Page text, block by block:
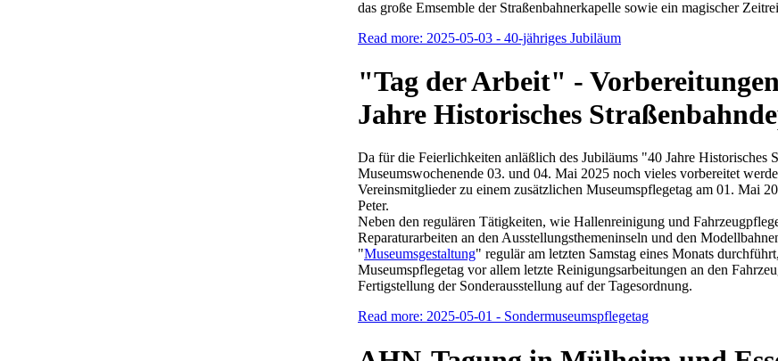
das große Emsemble der Straßenbahnerkapelle sowie ein magischer
Read more: 2025-05-03 - 40-jähriges Jubiläum
"Tag der Arbeit" -
Jahre Historisches
Da für die Feierlichkeiten anläßlich des Jubiläums "40 Jahre Historisches
Museumswochenende 03. und 04. Mai 2025 noch vieles vorbereitet
Vereinsmitglieder zu einem zusätzlichen Museumspflegetag am 01. Mai
Peter.
Neben den regulären Tätigkeiten, wie Hallenreinigung und
Reparaturarbeiten an den Ausstellungsthemeninseln und den
"Museumsgestaltung" regulär am letzten Samstag eines Monats
Museumspflegetag vor allem letzte Reinigungsarbeitungen an den
Fertigstellung der Sonderausstellung auf der Tagesordnung.
Read more: 2025-05-01 - Sondermuseumspflegetag